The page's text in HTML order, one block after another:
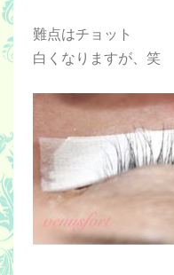
難点はチョット
白くなりますが、笑